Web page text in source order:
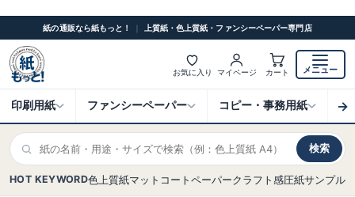
紙の通販なら紙もっと！ ｜ 上質紙・色上質紙・ファンシーペーパー専門店
お気に入り マイページ カート メニュー
印刷用紙 ファンシーペーパー コピー・事務用紙 ク
→
検索
HOT KEYWORD色上質紙マットコートペーパークラフト感圧紙サンプル